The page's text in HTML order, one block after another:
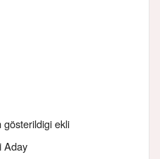
gösterildigi ekli
Aday